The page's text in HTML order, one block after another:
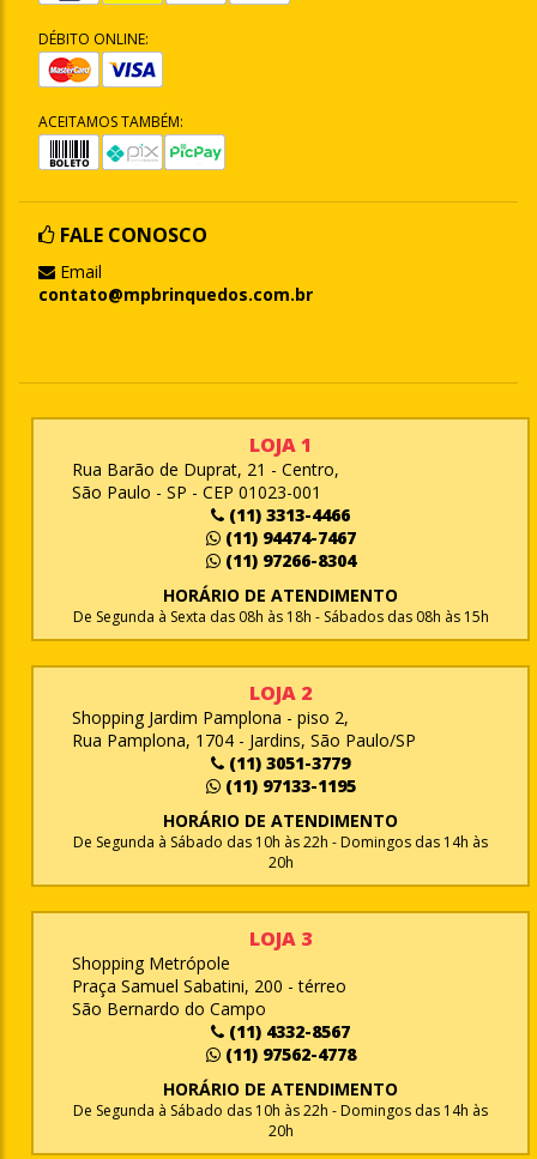
DÉBITO ONLINE:
ACEITAMOS TAMBÉM:
FALE CONOSCO
Email
contato@mpbrinquedos.com.br
LOJA 1
Rua Barão de Duprat, 21 - Centro,
São Paulo - SP - CEP 01023-001
(11) 3313-4466
(11) 94474-7467
(11) 97266-8304
HORÁRIO DE ATENDIMENTO
De Segunda à Sexta das 08h às 18h - Sábados das 08h às 15h
LOJA 2
Shopping Jardim Pamplona - piso 2,
Rua Pamplona, 1704 - Jardins, São Paulo/SP
(11) 3051-3779
(11) 97133-1195
HORÁRIO DE ATENDIMENTO
De Segunda à Sábado das 10h às 22h - Domingos das 14h às
20h
LOJA 3
Shopping Metrópole
Praça Samuel Sabatini, 200 - térreo
São Bernardo do Campo
(11) 4332-8567
(11) 97562-4778
HORÁRIO DE ATENDIMENTO
De Segunda à Sábado das 10h às 22h - Domingos das 14h às
20h